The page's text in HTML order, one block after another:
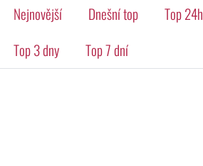
Nejnovější Dnešní top Top 24h
Top 3 dny
Top 7 dní